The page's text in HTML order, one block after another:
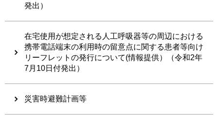
発出）
在宅使用が想定される人工呼吸器等の周辺における
携帯電話端末の利用時の留意点に関する患者等向け
リーフレットの発行について(情報提供）（令和2年
7月10日付発出）
災害時避難計画等